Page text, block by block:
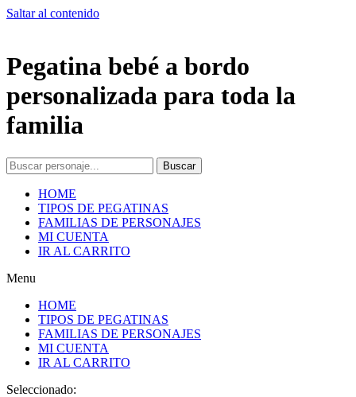
Saltar al contenido
Pegatina bebé a bordo
personalizada para toda la
familia
Buscar
HOME
TIPOS DE PEGATINAS
FAMILIAS DE PERSONAJES
MI CUENTA
IR AL CARRITO
Menu
HOME
TIPOS DE PEGATINAS
FAMILIAS DE PERSONAJES
MI CUENTA
IR AL CARRITO
Seleccionado: